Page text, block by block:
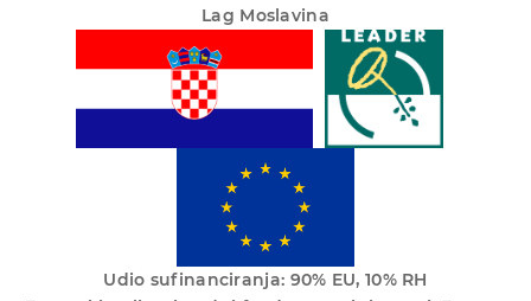
Lag Moslavina
Udio sufinanciranja: 90% EU, 10% RH